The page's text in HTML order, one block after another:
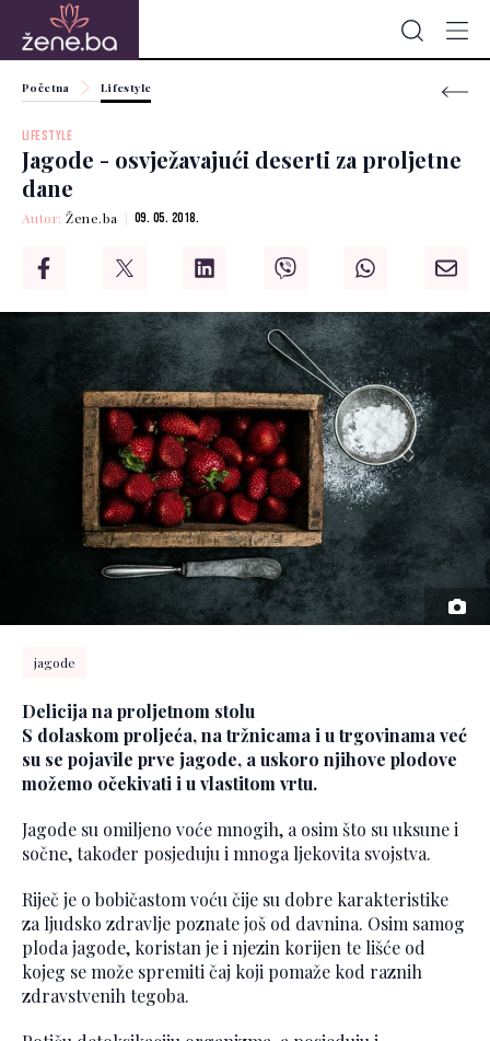
Početna Lifestyle
LIFESTYLE
Jagode - osvježavajući deserti za proljetne
dane
Autor:Žene.ba 09. 05. 2018.
jagode
Delicija na proljetnom stolu
S dolaskom proljeća, na tržnicama i u trgovinama već
su se pojavile prve jagode, a uskoro njihove plodove
možemo očekivati i u vlastitom vrtu.
Jagode su omiljeno voće mnogih, a osim što su uksune i
sočne, također posjeduju i mnoga ljekovita svojstva.
Riječ je o bobičastom voću čije su dobre karakteristike
za ljudsko zdravlje poznate još od davnina. Osim samog
ploda jagode, koristan je i njezin korijen te lišće od
kojeg se može spremiti čaj koji pomaže kod raznih
zdravstvenih tegoba.